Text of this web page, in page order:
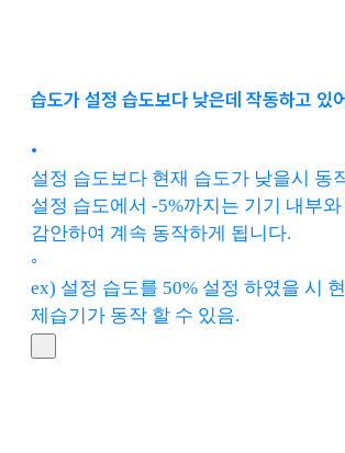
습도가 설정 습도보다 낮은데 작동하고 있
•
설정 습도보다 현재 습도가 낮을시 동
설정 습도에서 -5%까지는 기기 내부
감안하여 계속 동작하게 됩니다.
◦
ex) 설정 습도를 50% 설정 하였을 시
제습기가 동작 할 수 있음.